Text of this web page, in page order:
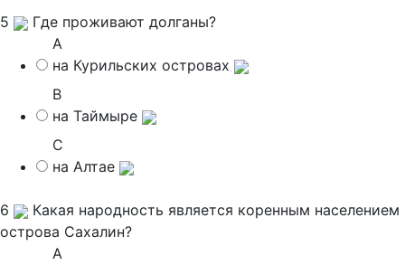
5
Где проживают долганы?
A
на Курильских островах
B
на Таймыре
C
на Алтае
6
Какая народность является коренным населением
острова Сахалин?
A